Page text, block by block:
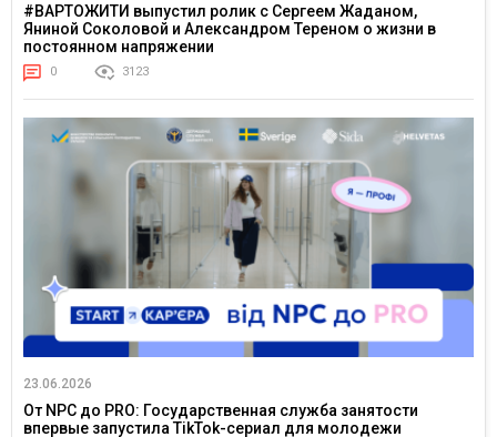
#ВАРТОЖИТИ выпустил ролик с Сергеем Жаданом,
Яниной Соколовой и Александром Тереном о жизни в
постоянном напряжении
0 3123
23.06.2026
От NPC до PRO: Государственная служба занятости
впервые запустила TikTok-сериал для молодежи